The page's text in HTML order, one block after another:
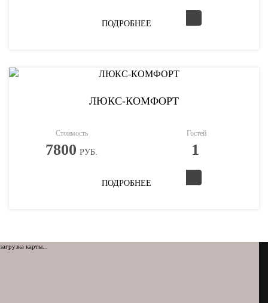
ПОДРОБНЕЕ
ЛЮКС-КОМФОРТ
Стоимость
7800 РУБ.
Гостей
1
ПОДРОБНЕЕ
загрузка карты...